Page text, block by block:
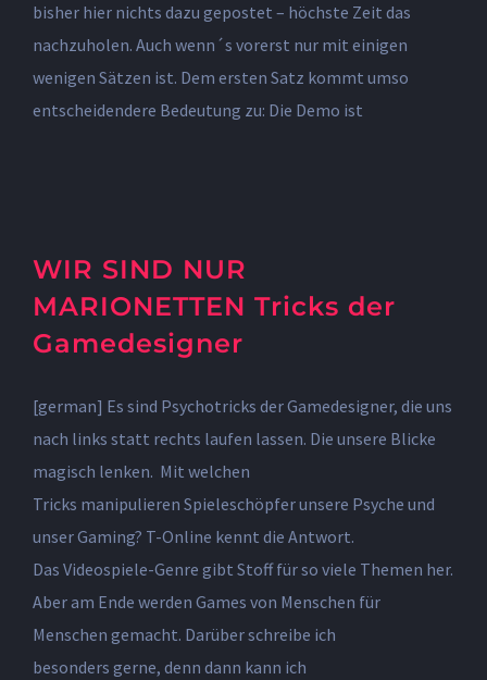
bisher hier nichts dazu gepostet – höchste Zeit das
nachzuholen. Auch wenn´s vorerst nur mit einigen
wenigen Sätzen ist. Dem ersten Satz kommt umso
entscheidendere Bedeutung zu: Die Demo ist
WIR SIND NUR
MARIONETTEN Tricks der
Gamedesigner
[german] Es sind Psychotricks der Gamedesigner, die uns
nach links statt rechts laufen lassen. Die unsere Blicke
magisch lenken. Mit welchen
Tricks manipulieren Spieleschöpfer unsere Psyche und
unser Gaming? T-Online kennt die Antwort.
Das Videospiele-Genre gibt Stoff für so viele Themen her.
Aber am Ende werden Games von Menschen für
Menschen gemacht. Darüber schreibe ich
besonders gerne, denn dann kann ich